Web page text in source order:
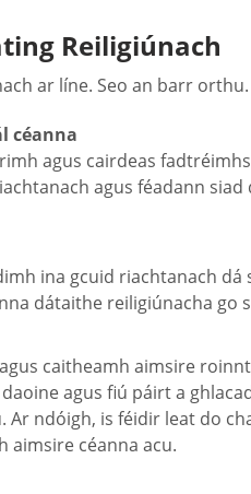
Reiligiúnach
ar líne. Seo an barr orthu.
céanna
agus cairdeas
agus féadann
ina gcuid riachtanach
dátaithe reiligiúnacha go
caitheamh aimsire
agus fiú páirt a
ndóigh, is féidir leat do
aimsire céanna acu.